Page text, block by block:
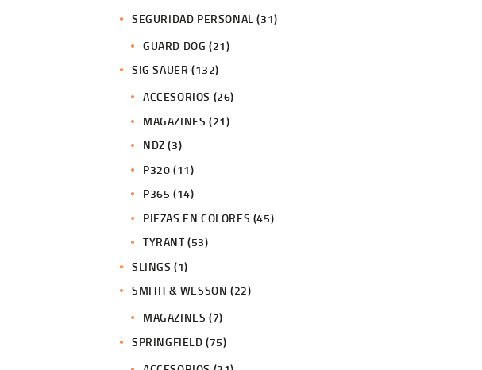
SEGURIDAD PERSONAL (31)
GUARD DOG (21)
SIG SAUER (132)
ACCESORIOS (26)
MAGAZINES (21)
NDZ (3)
P320 (11)
P365 (14)
PIEZAS EN COLORES (45)
TYRANT(53)
SLINGS (1)
SMITH & WESSON (22)
MAGAZINES (7)
SPRINGFIELD (75)